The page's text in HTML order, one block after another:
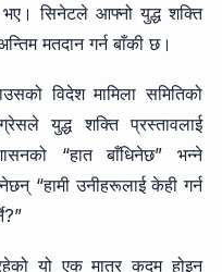
भए। सिनेटले आफ्नो युद्ध शक्ति
मतदान गर्न बाँकी छ।
विदेश मामिला समितिको
युद्ध शक्ति प्रस्तावलाई
“हात बाँधिनेछ” भन्ने
“हामी उनीहरूलाई केही गर्न
यो एक मात्र कदम होइन